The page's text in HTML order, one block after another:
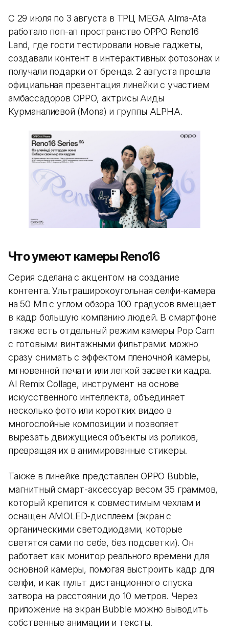
С 29 июля по 3 августа в ТРЦ MEGA Alma-Ata
работало поп-ап пространство OPPO Reno16
Land, где гости тестировали новые гаджеты,
создавали контент в интерактивных фотозонах и
получали подарки от бренда. 2 августа прошла
официальная презентация линейки с участием
амбассадоров OPPO, актрисы Аиды
Курманалиевой (Mona) и группы ALPHA.
Что умеют камеры Reno16
Серия сделана с акцентом на создание
контента. Ультраширокоугольная селфи-камера
на 50 Мп с углом обзора 100 градусов вмещает
в кадр большую компанию людей. В смартфоне
также есть отдельный режим камеры Pop Cam
с готовыми винтажными фильтрами: можно
сразу снимать с эффектом пленочной камеры,
мгновенной печати или легкой засветки кадра.
AI Remix Collage, инструмент на основе
искусственного интеллекта, объединяет
несколько фото или коротких видео в
многослойные композиции и позволяет
вырезать движущиеся объекты из роликов,
превращая их в анимированные стикеры.
Также в линейке представлен OPPO Bubble,
магнитный смарт-аксессуар весом 35 граммов,
который крепится к совместимым чехлам и
оснащен AMOLED-дисплеем (экран с
органическими светодиодами, которые
светятся сами по себе, без подсветки). Он
работает как монитор реального времени для
основной камеры, помогая выстроить кадр для
селфи, и как пульт дистанционного спуска
затвора на расстоянии до 10 метров. Через
приложение на экран Bubble можно выводить
собственные анимации и тексты.